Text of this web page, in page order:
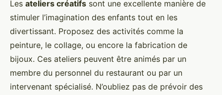
Les ateliers créatifs sont une excellente manière de
stimuler l’imagination des enfants tout en les
divertissant. Proposez des activités comme la
peinture, le collage, ou encore la fabrication de
bijoux. Ces ateliers peuvent être animés par un
membre du personnel du restaurant ou par un
intervenant spécialisé. N’oubliez pas de prévoir des